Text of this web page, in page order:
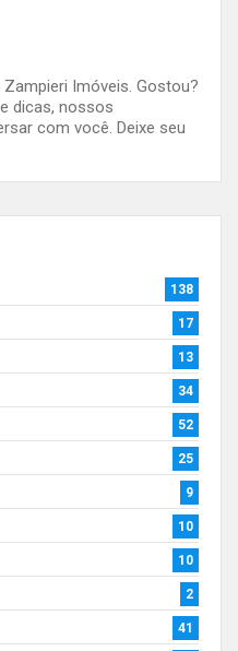
Imóveis. Gostou?
dicas, nossos
com você. Deixe seu
138
17
13
34
52
25
9
10
10
2
41